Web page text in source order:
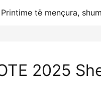
të mençura,
2025